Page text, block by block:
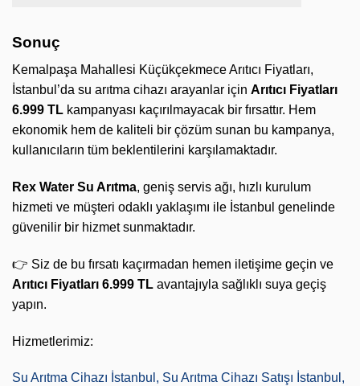
Sonuç
Kemalpaşa Mahallesi Küçükçekmece Arıtıcı Fiyatları,
İstanbul’da su arıtma cihazı arayanlar için Arıtıcı Fiyatları
6.999 TL kampanyası kaçırılmayacak bir fırsattır. Hem
ekonomik hem de kaliteli bir çözüm sunan bu kampanya,
kullanıcıların tüm beklentilerini karşılamaktadır.
Rex Water Su Arıtma, geniş servis ağı, hızlı kurulum
hizmeti ve müşteri odaklı yaklaşımı ile İstanbul genelinde
güvenilir bir hizmet sunmaktadır.
👉 Siz de bu fırsatı kaçırmadan hemen iletişime geçin ve
Arıtıcı Fiyatları 6.999 TL avantajıyla sağlıklı suya geçiş
yapın.
Hizmetlerimiz:
Su Arıtma Cihazı İstanbul, Su Arıtma Cihazı Satışı İstanbul,